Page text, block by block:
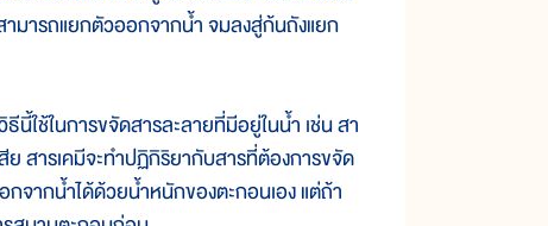
มารถแยกตัวออกจากน้ำ จมลงสู่ก้นถังแยก
นี้ใช้ในการขจัดสารละลายที่มีอยู่ในน้ำ เช่น สา
ย สารเคมีจะทำปฏิกิริยากับสารที่ต้องการขจัด
ากน้ำได้ด้วยน้ำหนักของตะกอนเอง แต่ถ้า